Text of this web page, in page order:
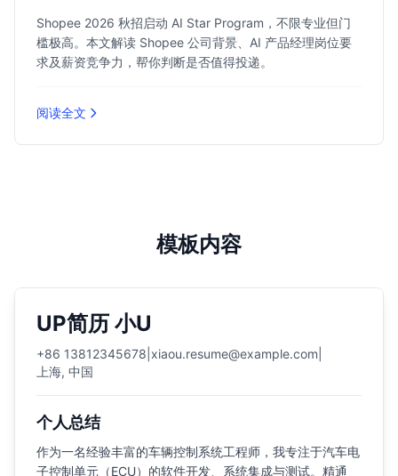
Shopee 2026 秋招启动 AI Star Program，不限专业但门
槛极高。本文解读 Shopee 公司背景、AI 产品经理岗位要
求及薪资竞争力，帮你判断是否值得投递。
阅读全文
模板内容
UP简历 小U
+86 13812345678 xiaou.resume@example.com
上海, 中国
个人总结
作为一名经验丰富的车辆控制系统工程师，我专注于汽车电
子控制单元（ECU）的软件开发、系统集成与测试。精通